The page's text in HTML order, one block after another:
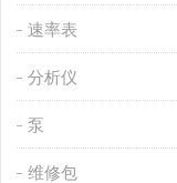
速率表
分析仪
泵
维修包